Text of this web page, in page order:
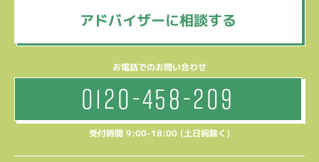
アドバイザーに相談する
お電話でのお問い合わせ
0120-458-209
受付時間 9:00-18:00 (土日祝除く)